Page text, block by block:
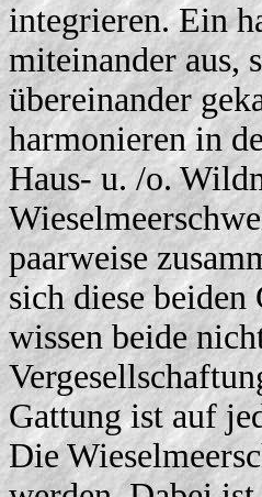
integrieren. Ein
miteinander aus,
übereinander
harmonieren in
Haus- u. /o.
paarweise
sich diese
wissen beide
Gattung ist auf
Die